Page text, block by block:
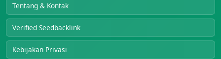
Tentang & Kontak
Verified Seedbacklink
Kebijakan Privasi